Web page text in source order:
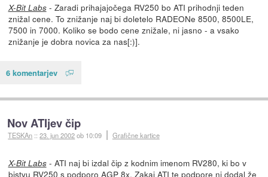
X-Bit Labs- Zaradi prihajajočega RV250 bo ATI prihodnji teden
znižal cene. To znižanje naj bi doletelo RADEONe 8500, 8500LE,
7500 in 7000. Koliko se bodo cene znižale, ni jasno - a vsako
znižanje je dobra novica za nas[:)].
6 komentarjev
Nov ATIjev čip
TESKAn ::23. jun 2002ob 10:09 Grafične kartice
X-Bit Labs- ATI naj bi izdal čip z kodnim imenom RV280, ki bo v
bistvu RV250 s podporo AGP 8x. Zakaj ATI te podpore ni dodal že